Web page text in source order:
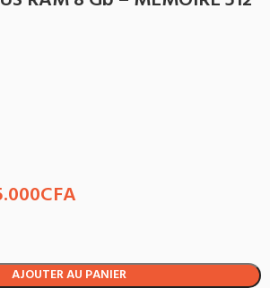
CFA
AJOUTER AU PANIER